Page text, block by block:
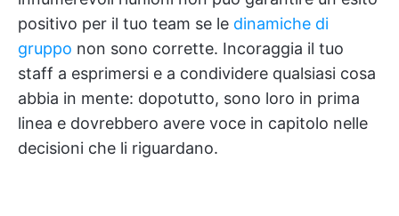
positivo per il tuo team se le dinamiche di
gruppo non sono corrette. Incoraggia il tuo
staff a esprimersi e a condividere qualsiasi cosa
abbia in mente: dopotutto, sono loro in prima
linea e dovrebbero avere voce in capitolo nelle
decisioni che li riguardano.